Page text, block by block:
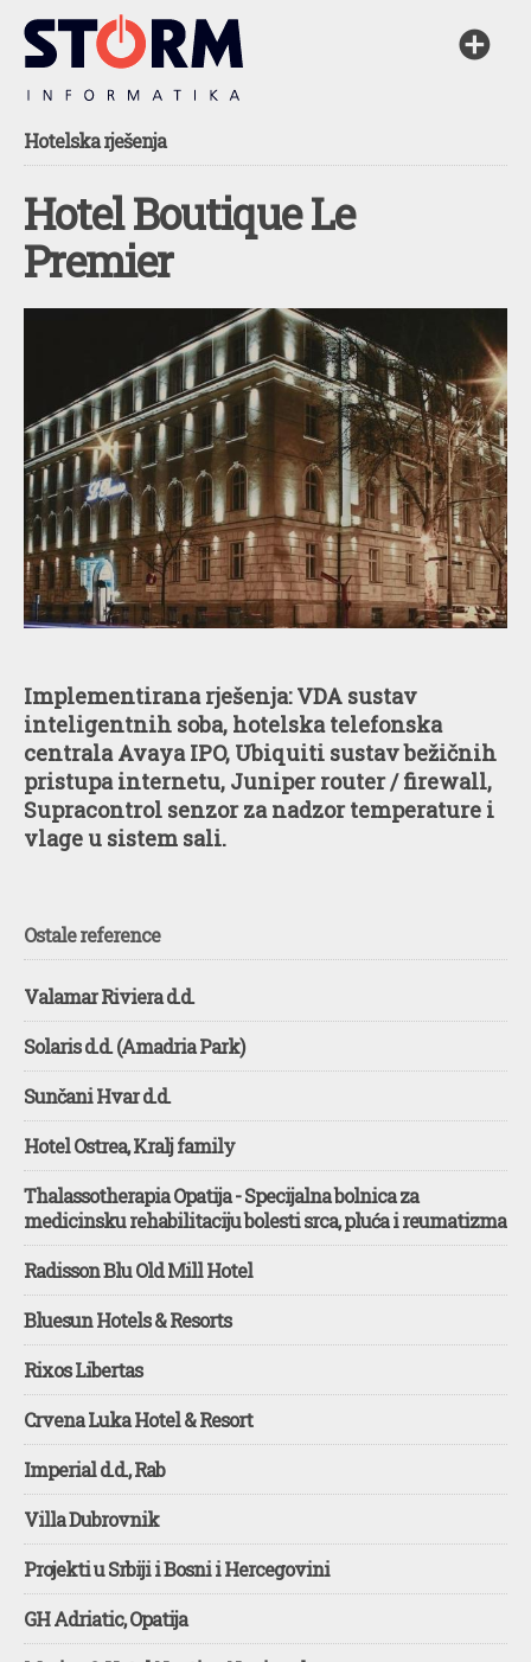
Hotelska rješenja
Hotel Boutique Le
Premier
Implementirana rješenja: VDA sustav
inteligentnih soba, hotelska telefonska
centrala Avaya IPO, Ubiquiti sustav bežičnih
pristupa internetu, Juniper router / firewall,
Supracontrol senzor za nadzor temperature i
vlage u sistem sali.
Ostale reference
Valamar Riviera d.d.
Solaris d.d. (Amadria Park)
Sunčani Hvar d.d.
Hotel Ostrea, Kralj family
Thalassotherapia Opatija - Specijalna bolnica za
medicinsku rehabilitaciju bolesti srca, pluća i reumatizma
Radisson Blu Old Mill Hotel
Bluesun Hotels & Resorts
Rixos Libertas
Crvena Luka Hotel & Resort
Imperial d.d., Rab
Villa Dubrovnik
Projekti u Srbiji i Bosni i Hercegovini
GH Adriatic, Opatija